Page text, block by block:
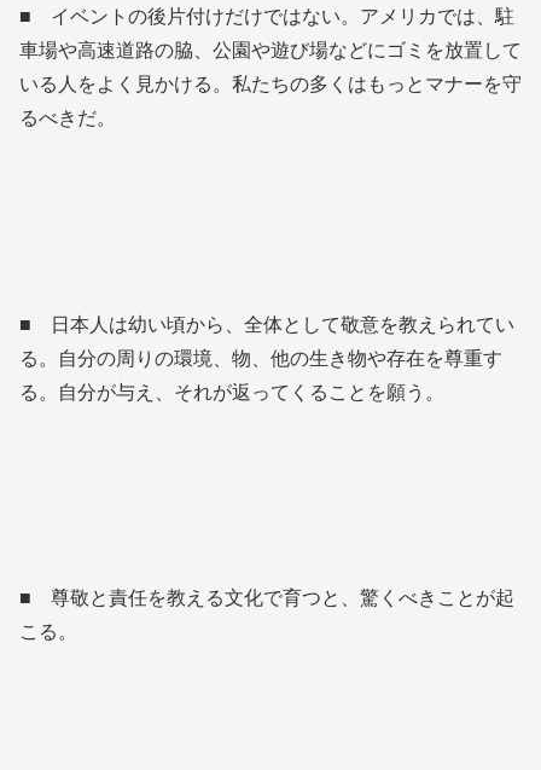
■ イベントの後片付けだけではない。アメリカでは、駐
車場や高速道路の脇、公園や遊び場などにゴミを放置して
いる人をよく見かける。私たちの多くはもっとマナーを守
るべきだ。
■ 日本人は幼い頃から、全体として敬意を教えられてい
る。自分の周りの環境、物、他の生き物や存在を尊重す
る。自分が与え、それが返ってくることを願う。
■ 尊敬と責任を教える文化で育つと、驚くべきことが起
こる。